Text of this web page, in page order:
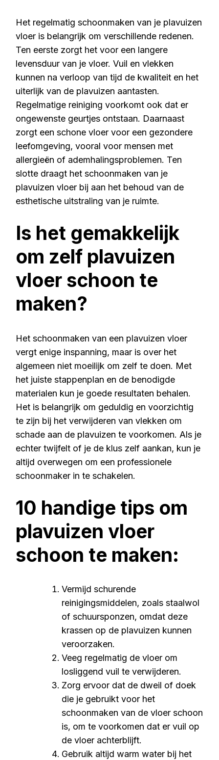
Het regelmatig schoonmaken van je plavuizen
vloer is belangrijk om verschillende redenen.
Ten eerste zorgt het voor een langere
levensduur van je vloer. Vuil en vlekken
kunnen na verloop van tijd de kwaliteit en het
uiterlijk van de plavuizen aantasten.
Regelmatige reiniging voorkomt ook dat er
ongewenste geurtjes ontstaan. Daarnaast
zorgt een schone vloer voor een gezondere
leefomgeving, vooral voor mensen met
allergieën of ademhalingsproblemen. Ten
slotte draagt het schoonmaken van je
plavuizen vloer bij aan het behoud van de
esthetische uitstraling van je ruimte.
Is het gemakkelijk
om zelf plavuizen
vloer schoon te
maken?
Het schoonmaken van een plavuizen vloer
vergt enige inspanning, maar is over het
algemeen niet moeilijk om zelf te doen. Met
het juiste stappenplan en de benodigde
materialen kun je goede resultaten behalen.
Het is belangrijk om geduldig en voorzichtig
te zijn bij het verwijderen van vlekken om
schade aan de plavuizen te voorkomen. Als je
echter twijfelt of je de klus zelf aankan, kun je
altijd overwegen om een professionele
schoonmaker in te schakelen.
10 handige tips om
plavuizen vloer
schoon te maken:
Vermijd schurende
reinigingsmiddelen, zoals staalwol
of schuursponzen, omdat deze
krassen op de plavuizen kunnen
veroorzaken.
Veeg regelmatig de vloer om
losliggend vuil te verwijderen.
Zorg ervoor dat de dweil of doek
die je gebruikt voor het
schoonmaken van de vloer schoon
is, om te voorkomen dat er vuil op
de vloer achterblijft.
Gebruik altijd warm water bij het